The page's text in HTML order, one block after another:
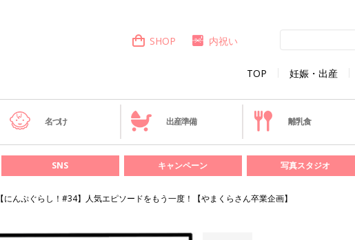
TOP 妊娠・出産
SHOP 内祝い
名づけ 出産準備 離乳食
SNS キャンペーン 写真スタジオ
【にんぷぐらし！#34】人気エピソードをもう一度！【やまくらさん卒業企画】